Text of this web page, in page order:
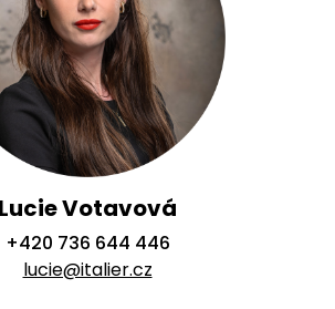
Lucie Votavová
+420 736 644 446
lucie@italier.cz